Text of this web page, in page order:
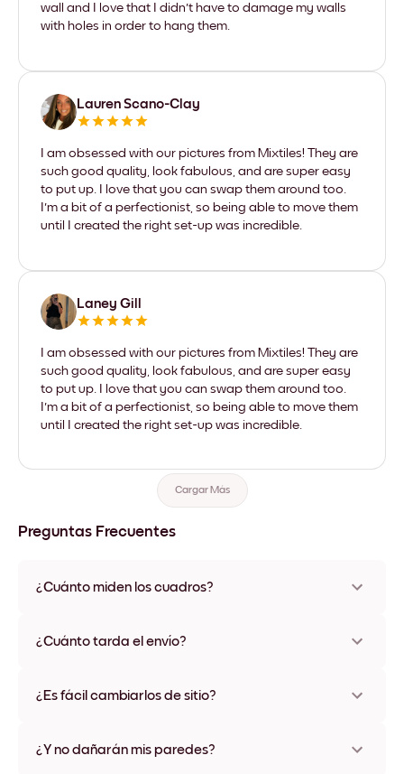
wall and I love that I didn't have to damage my walls
with holes in order to hang them.
Lauren Scano-Clay
I am obsessed with our pictures from Mixtiles! They are
such good quality, look fabulous, and are super easy
to put up. I love that you can swap them around too.
I'm a bit of a perfectionist, so being able to move them
until I created the right set-up was incredible.
Laney Gill
I am obsessed with our pictures from Mixtiles! They are
such good quality, look fabulous, and are super easy
to put up. I love that you can swap them around too.
I'm a bit of a perfectionist, so being able to move them
until I created the right set-up was incredible.
Cargar Más
Preguntas Frecuentes
¿Cuánto miden los cuadros?
varios materiales y colores de marco, incluidas opciones sin
¿Cuánto tarda el envío?
disponibles en algunos países. Te enviaremos un número de
¿Es fácil cambiarlos de sitio?
ningún daño
¿Y no dañarán mis paredes?